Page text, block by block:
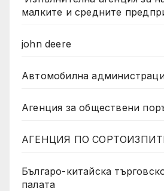
малките и средните
john deere
Автомобилна
Агенция за обществени
АГЕНЦИЯ ПО
Българо-китайска
палата